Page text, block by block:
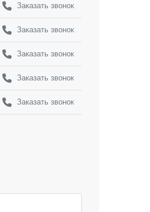
Заказать звонок
Заказать звонок
Заказать звонок
Заказать звонок
Заказать звонок